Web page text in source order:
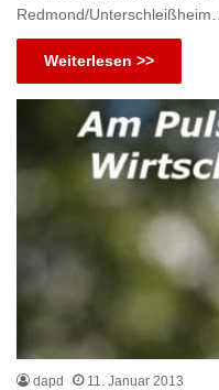
Redmond/Unterschleißheim…
Weiterlesen >>
dapd 11. Januar 2013